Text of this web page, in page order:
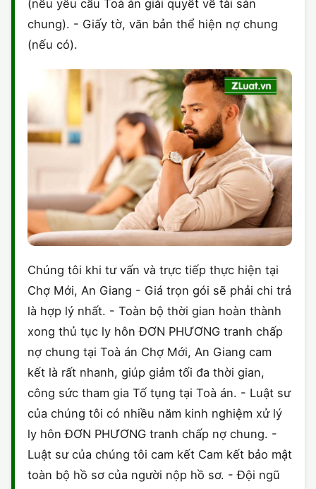
(nếu yêu cầu Toà án giải quyết về tài sản
chung). - Giấy tờ, văn bản thể hiện nợ chung
(nếu có).
Chúng tôi khi tư vấn và trực tiếp thực hiện tại
Chợ Mới, An Giang - Giá trọn gói sẽ phải chi trả
là hợp lý nhất. - Toàn bộ thời gian hoàn thành
xong thủ tục ly hôn ĐƠN PHƯƠNG tranh chấp
nợ chung tại Toà án Chợ Mới, An Giang cam
kết là rất nhanh, giúp giảm tối đa thời gian,
công sức tham gia Tố tụng tại Toà án. - Luật sư
của chúng tôi có nhiều năm kinh nghiệm xử lý
ly hôn ĐƠN PHƯƠNG tranh chấp nợ chung. -
Luật sư của chúng tôi cam kết Cam kết bảo mật
toàn bộ hồ sơ của người nộp hồ sơ. - Đội ngũ